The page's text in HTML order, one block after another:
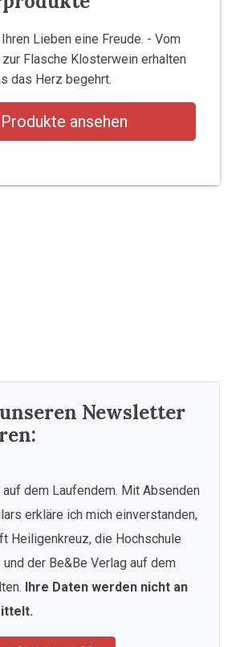
Lieben eine Freude. - Vom
Flasche Klosterwein erhalten
das Herz begehrt.
Produkte ansehen
Newsletter
auf dem Laufendem. Mit Absenden
erkläre ich mich einverstanden,
Heiligenkreuz, die Hochschule
der Be&Be Verlag auf dem
Ihre Daten werden nicht an